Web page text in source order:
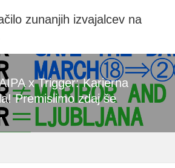
zunanjih izvajalcev na
x Trigger: Karierna
Premislimo zdaj še